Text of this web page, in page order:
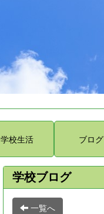
学校生活 ブログ
学校ブログ
一覧へ